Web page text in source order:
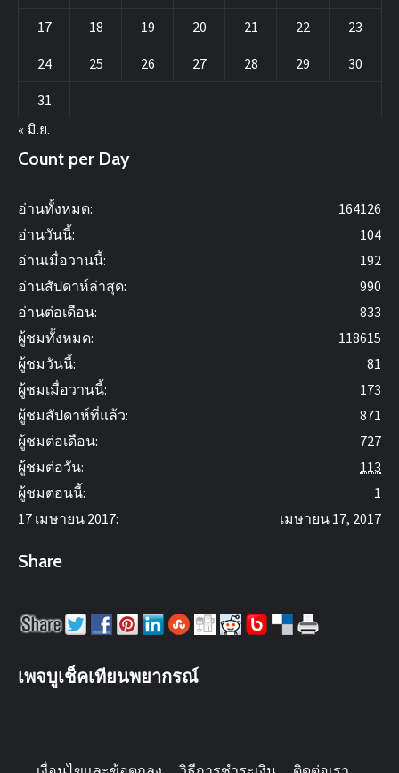
17 18 19 20 21 22 23
24 25 26 27 28 29 30
31
« มิ.ย.
Count per Day
164126
อ่านทั้งหมด:
104
อ่านวันนี้:
192
อ่านเมื่อวานนี้:
990
อ่านสัปดาห์ล่าสุด:
833
อ่านต่อเดือน:
118615
ผู้ชมทั้งหมด:
81
ผู้ชมวันนี้:
173
ผู้ชมเมื่อวานนี้:
871
ผู้ชมสัปดาห์ที่แล้ว:
727
ผู้ชมต่อเดือน:
113
ผู้ชมต่อวัน:
1
ผู้ชมตอนนี้:
เมษายน 17, 2017
17 เมษายน 2017:
Share
เพจบูเช็คเทียนพยากรณ์